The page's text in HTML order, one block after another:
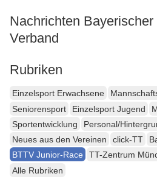
Nachrichten
Verband
Rubriken
Einzelsport Erwachsene
Seniorensport
Einzelsport Jugend
Sportentwicklung
Personal/
Neues aus den Vereinen
click-TT
BTTV Junior-Race
TT-Zentrum
Alle Rubriken